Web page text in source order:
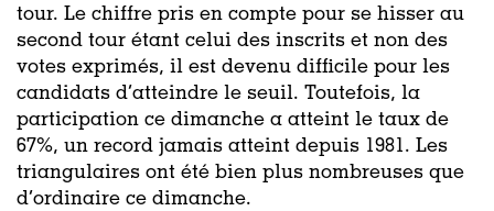
tour. Le chiffre pris en compte pour se hisser au
second tour étant celui des inscrits et non des
votes exprimés, il est devenu difficile pour les
candidats d’atteindre le seuil. Toutefois, la
participation ce dimanche a atteint le taux de
67%, un record jamais atteint depuis 1981. Les
triangulaires ont été bien plus nombreuses que
d’ordinaire ce dimanche.